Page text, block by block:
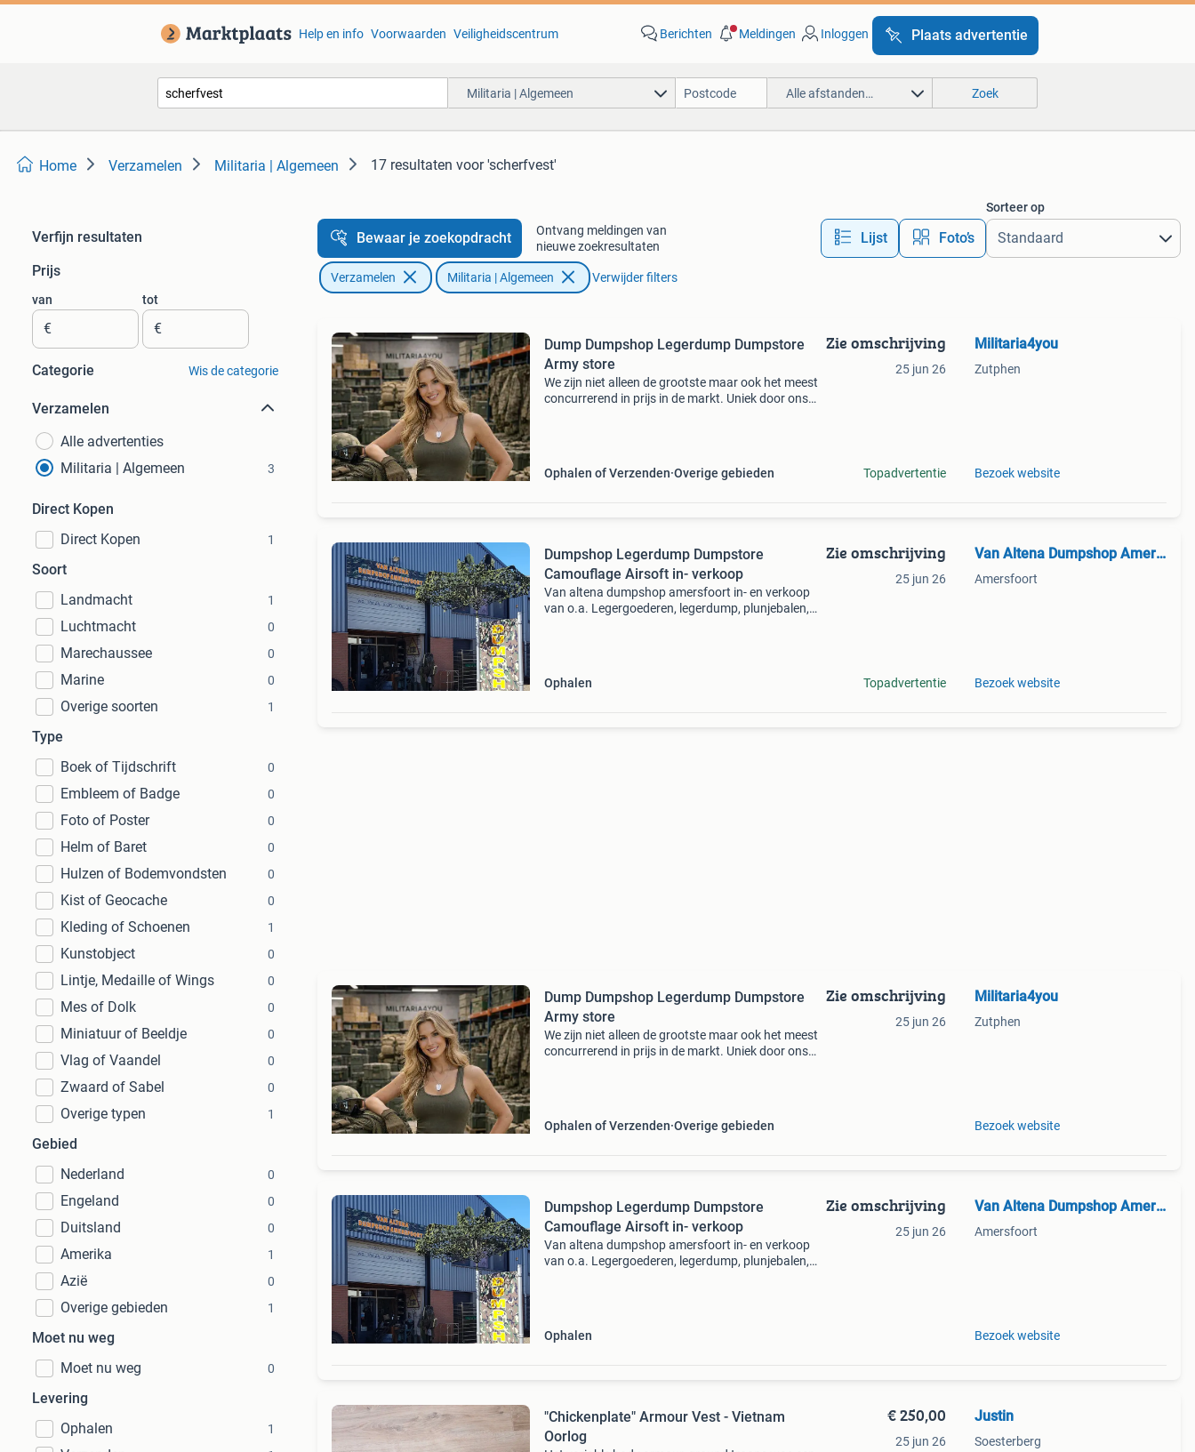
Help en info Voorwaarden Veiligheidscentrum Berichten Meldingen Inloggen Plaats advertentie
Militaria | Algemeen Alle afstanden… Zoek
Home Verzamelen Militaria | Algemeen 17 resultaten voor 'scherfvest'
Verfijn resultaten
Prijs
van
€
tot
€
Categorie Wis de categorie
Verzamelen
Alle advertenties
Militaria | Algemeen
3
Direct Kopen
Direct Kopen
1
Soort
Landmacht
1
Luchtmacht 0
Marechaussee 0
Marine 0
Overige soorten 1
Type
Boek of Tijdschrift
0
Embleem of Badge 0
Foto of Poster 0
Helm of Baret 0
Hulzen of Bodemvondsten 0
Kist of Geocache 0
Kleding of Schoenen 1
Kunstobject 0
Lintje, Medaille of Wings 0
Mes of Dolk 0
Miniatuur of Beeldje 0
Vlag of Vaandel 0
Zwaard of Sabel 0
Overige typen 1
Gebied
Nederland
0
Engeland 0
Duitsland 0
Amerika 1
Azië 0
Overige gebieden 1
Moet nu weg
Moet nu weg
0
Levering
Ophalen
1
Bewaar je zoekopdracht
Ontvang meldingen van
nieuwe zoekresultaten
Lijst Foto’s
Sorteer op
Verzamelen Militaria | Algemeen Verwijder filters
Dump Dumpshop Legerdump Dumpstore
Army store
We zijn niet alleen de grootste maar ook het meest
concurrerend in prijs in de markt. Uniek door ons
Ophalen of Verzenden Overige gebieden
Zie omschrijving
25 jun 26
Topadvertentie
Militaria4you
Zutphen
Bezoek website
Dumpshop Legerdump Dumpstore
Camouflage Airsoft in- verkoop
Van altena dumpshop amersfoort in- en verkoop
van o.a. Legergoederen, legerdump, plunjebalen,
Ophalen
Zie omschrijving
25 jun 26
Topadvertentie
Van Altena Dumpshop Amersfoort
Amersfoort
Bezoek website
Dump Dumpshop Legerdump Dumpstore
Army store
We zijn niet alleen de grootste maar ook het meest
concurrerend in prijs in de markt. Uniek door ons
Ophalen of Verzenden Overige gebieden
Zie omschrijving
25 jun 26
Militaria4you
Zutphen
Bezoek website
Dumpshop Legerdump Dumpstore
Camouflage Airsoft in- verkoop
Van altena dumpshop amersfoort in- en verkoop
van o.a. Legergoederen, legerdump, plunjebalen,
Ophalen
Zie omschrijving
25 jun 26
Van Altena Dumpshop Amersfoort
Amersfoort
Bezoek website
"Chickenplate" Armour Vest - Vietnam
Oorlog
€ 250,00
25 jun 26
Justin
Soesterberg